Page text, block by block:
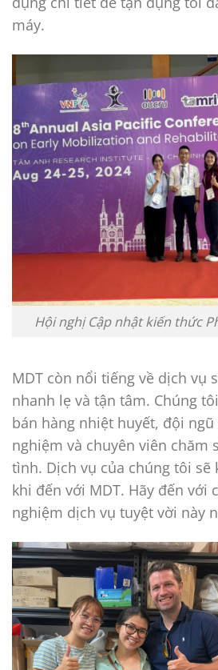
máy.
Hội nghị Cập nhật kiến thức
MDT còn nổi tiếng về dịch vụ
nhanh lẹ và tận tâm. Chúng
bán hàng nhiệt huyết, đội
nghiệm và chuyên viên chăm
tình. Dịch vụ của chúng tôi sẽ
khi đến với MDT. Hãy đến với
nghiệm dịch vụ tuyệt vời này